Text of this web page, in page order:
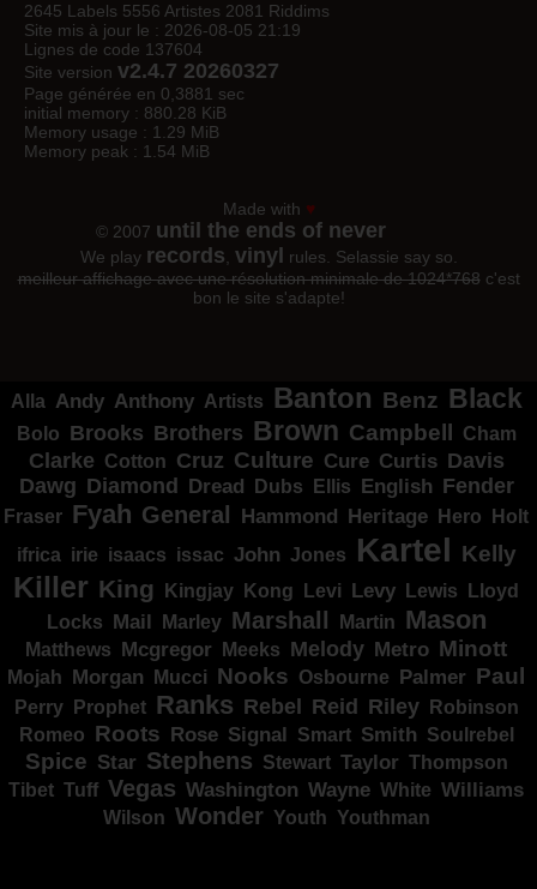
2645 Labels 5556 Artistes 2081 Riddims
Site mis à jour le : 2026-08-05 21:19
Lignes de code 137604
Site version v2.4.7 20260327
Page générée en 0,3881 sec
initial memory : 880.28 KiB
Memory usage : 1.29 MiB
Memory peak : 1.54 MiB
Made with ♥
© 2007 until the ends of never
We play records vinyl
rules. Selassie say so.
meilleur affichage avec une résolution minimale de 1024*768c'est
bon le site s'adapte!
Alla Andy Anthony Artists Banton Benz Black
Bolo Brooks Brothers Brown Campbell Cham
Clarke Cotton Cruz Culture Cure Curtis Davis
Dawg Diamond Dread Dubs Ellis English Fender
Fraser Fyah General Hammond Heritage Hero
Holt
ifrica irie isaacs issac John Jones Kartel Kelly
Killer King Kingjay Kong Levi Levy Lewis
Lloyd
Locks Mail Marley Marshall Martin Mason
Matthews Mcgregor Meeks Melody Metro Minott
Mojah Morgan Mucci Nooks Osbourne Palmer Paul
Perry Prophet Ranks Rebel Reid Riley Robinson
Romeo Roots Rose Signal Smart Smith Soulrebel
Spice Star Stephens Stewart Taylor Thompson
Tibet Tuff Vegas Washington Wayne White Williams
Wilson Wonder Youth Youthman